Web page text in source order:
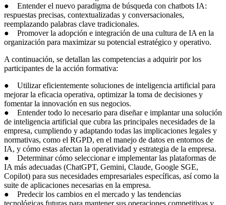
● Entender el nuevo paradigma de búsqueda con chatbots IA:
respuestas precisas, contextualizadas y conversacionales,
reemplazando palabras clave tradicionales.
● Promover la adopción e integración de una cultura de IA en la
organización para maximizar su potencial estratégico y operativo.
A continuación, se detallan las competencias a adquirir por los
participantes de la acción formativa:
● Utilizar eficientemente soluciones de inteligencia artificial para
mejorar la eficacia operativa, optimizar la toma de decisiones y
fomentar la innovación en sus negocios.
● Entender todo lo necesario para diseñar e implantar una solución
de inteligencia artificial que cubra las principales necesidades de la
empresa, cumpliendo y adaptando todas las implicaciones legales y
normativas, como el RGPD, en el manejo de datos en entornos de
IA, y cómo estas afectan la operatividad y estrategia de la empresa.
● Determinar cómo seleccionar e implementar las plataformas de
IA más adecuadas (ChatGPT, Gemini, Claude, Google SGE,
Copilot) para sus necesidades empresariales específicas, así como la
suite de aplicaciones necesarias en la empresa.
● Predecir los cambios en el mercado y las tendencias
tecnológicas futuras para mantener sus operaciones competitivas y